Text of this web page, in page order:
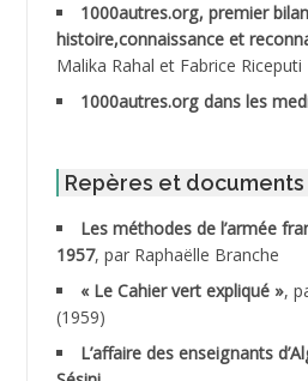
ABDESSLEM Ahmed dit le
ABDOUDOU
ABID Mohamed
ABNOUN Salah
ACHACHE M.*
ACHLAF Ali
1000autres.org, premier
histoire,connaissance et
Malika Rahal et Fabrice Riceputi
1000autres.org dans les
Repères et documents
Les méthodes de l’armée
1957, par Raphaëlle Branche
« Le Cahier vert expliqué »,
(1959)
L’affaire des enseignants